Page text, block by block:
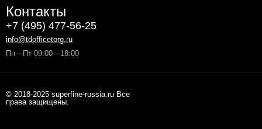
Контакты
+7 (495) 477-56-25
info@tdofficetorg.ru
Пн—Пт 09:00—18:00
© 2018-2025 superfine-russia.ru Все
права защищены.